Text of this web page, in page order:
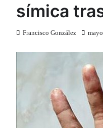
símica
Francisco González